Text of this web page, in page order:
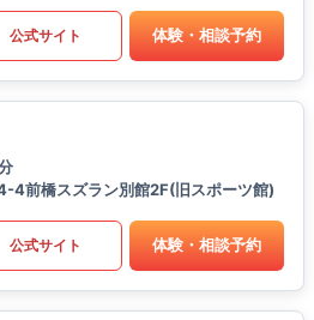
公式サイト 体験・相談予約
4前橋スズラン別館2F(旧スポーツ館)
公式サイト 体験・相談予約